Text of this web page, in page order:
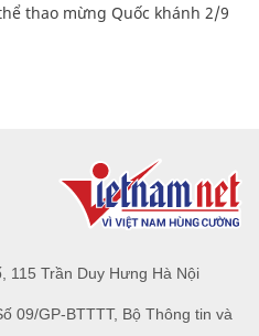
thao mừng Quốc khánh 2/9
115 Trần Duy Hưng Hà Nội
09/GP-BTTTT, Bộ Thông tin và